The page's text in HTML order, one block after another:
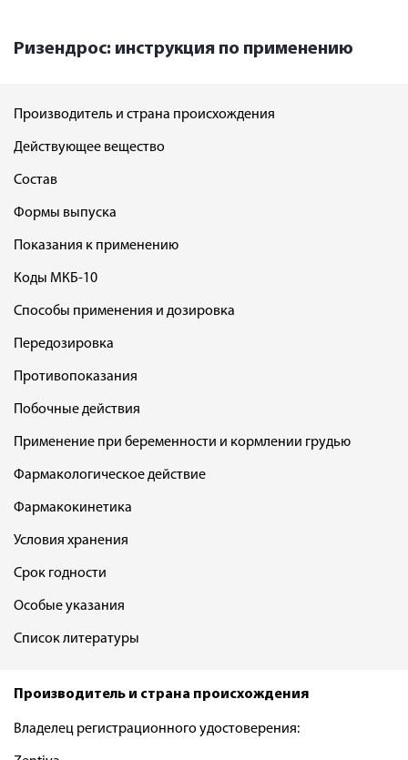
Ризендрос: инструкция по применению
Производитель и страна происхождения
Действующее вещество
Состав
Формы выпуска
Показания к применению
Коды МКБ-10
Способы применения и дозировка
Передозировка
Противопоказания
Побочные действия
Применение при беременности и кормлении грудью
Фармакологическое действие
Фармакокинетика
Условия хранения
Срок годности
Особые указания
Список литературы
Производитель и страна происхождения
Владелец регистрационного удостоверения: